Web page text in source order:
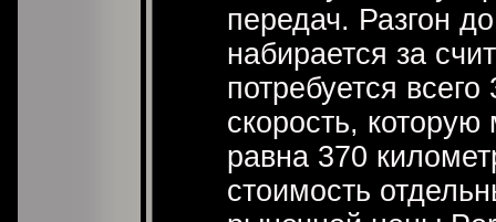
передач. Разгон
набирается за
потребуется
скорость,
равна 370
стоимость